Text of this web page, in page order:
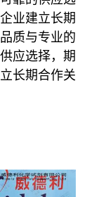
业建立长期
质与专业的
应选择，期
长期合作关